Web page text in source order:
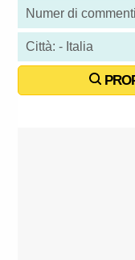
Numer di
Città: - Italia